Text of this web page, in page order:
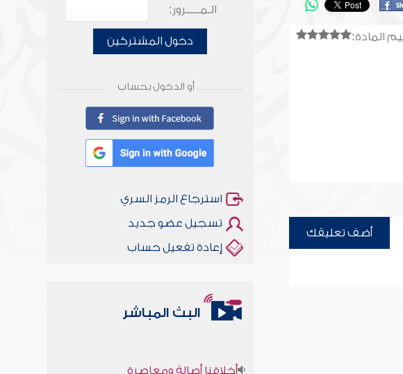
المادة:
أضف تعليقك
الـمـــــرور:
دخول المشتركين
أو الدخول بحساب
استرجاع الرمز السري
تسجيل عضو جديد
إعادة تفعيل حساب
البث المباشر